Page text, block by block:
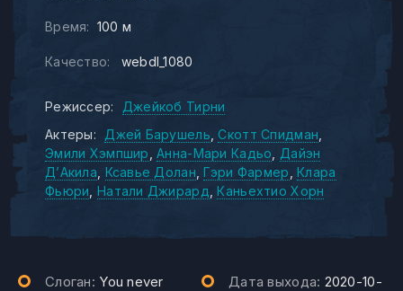
Время: 100 м
Качество: webdl_1080
Режиссер:
Джейкоб Тирни
Актеры:
Джей Барушель Скотт Спидман
Эмили Хэмпшир
Анна-Мари Кадьо
Дайэн
Д’Акила Ксавье Долан Гэри Фармер Клара
Фьюри Натали Джирард Каньехтио Хорн
Слоган: You never
Дата выхода: 2020-10-